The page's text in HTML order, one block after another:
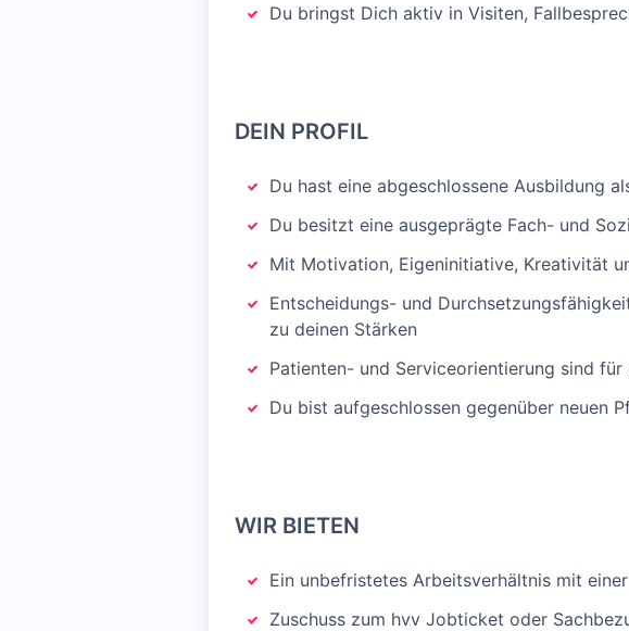
Du bringst Dich aktiv in Visiten,
DEIN PROFIL
Du hast eine abgeschlossene Ausbildung
Du besitzt eine ausgeprägte Fach- und
Mit Motivation, Eigeninitiative, Kreativität
Entscheidungs- und
zu deinen Stärken
Patienten- und Serviceorientierung sind
Du bist aufgeschlossen gegenüber neuen
WIR BIETEN
Ein unbefristetes Arbeitsverhältnis mit
Zuschuss zum hvv Jobticket oder